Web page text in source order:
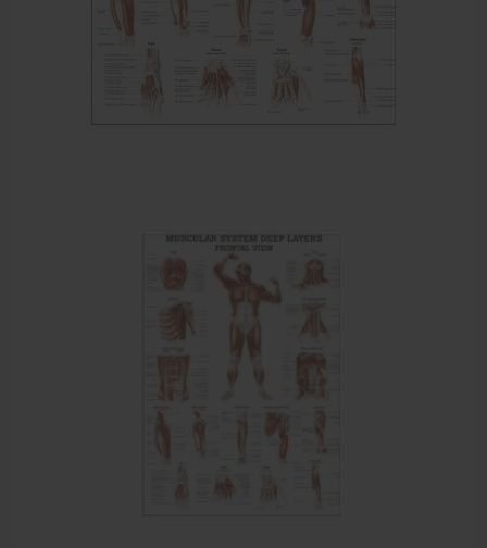
Behandelstoel elektrisch